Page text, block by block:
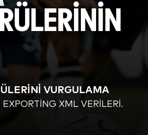
VURGULAMA
XML VERILERI.